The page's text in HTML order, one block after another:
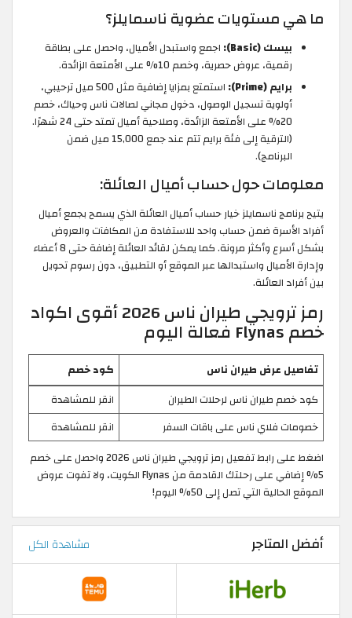
ما هي مستويات عضوية ناسمايلز؟
بيسك (Basic):
اجمع واستبدل الأميال، واحصل على بطاقة
رقمية، عروض حصرية، وخصم 10% على الأمتعة الزائدة.
برايم (Prime):
استمتع بمزايا إضافية مثل 500 ميل ترحيبي،
أولوية تسجيل الوصول، دخول مجاني لصالات ناس وحياك، خصم
20% على الأمتعة الزائدة، وصلاحية أميال تمتد حتى 24 شهرًا.
(الترقية إلى فئة برايم تتم عند جمع 15,000 ميل ضمن
البرنامج).
معلومات حول حساب أميال العائلة:
يتيح برنامج ناسمايلز خيار حساب أميال العائلة الذي يسمح بجمع أميال
أفراد الأسرة ضمن حساب واحد للاستفادة من المكافآت والعروض
بشكل أسرع وأكثر مرونة. كما يمكن لقائد العائلة إضافة حتى 8 أعضاء
وإدارة الأميال واستبدالها عبر الموقع أو التطبيق، دون رسوم تحويل
بين أفراد العائلة.
رمز ترويجي طيران ناس 2026 أقوى اكواد
خصم Flynas فعالة اليوم
تفاصيل عرض طيران ناس
كود خصم
كود خصم طيران ناس لرحلات الطيران
انقر للمشاهدة
خصومات فلاي ناس على باقات السفر
انقر للمشاهدة
اضغط على رابط تفعيل رمز ترويجي طيران ناس 2026 واحصل على خصم
5% إضافي على رحلتك القادمة من Flynas الكويت، ولا تفوت عروض
الموقع الحالية التي تصل إلى 50% اليوم!
أفضل المتاجر مشاهدة الكل